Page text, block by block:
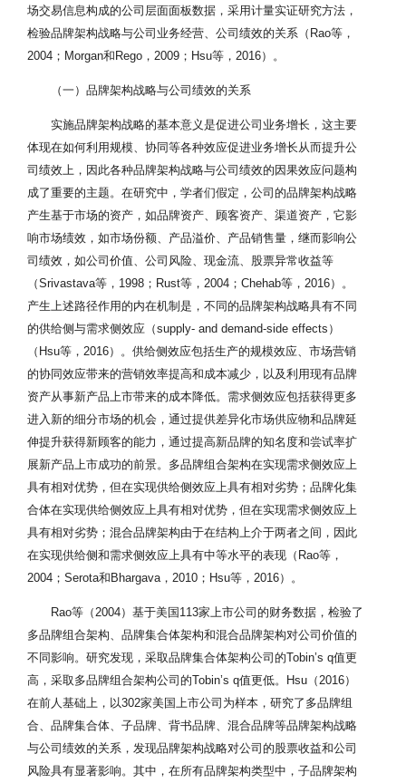
场交易信息构成的公司层面面板数据，采用计量实证研究方法，
检验品牌架构战略与公司业务经营、公司绩效的关系（Rao等，
2004；Morgan和Rego，2009；Hsu等，2016）。
（一）品牌架构战略与公司绩效的关系
实施品牌架构战略的基本意义是促进公司业务增长，这主要
体现在如何利用规模、协同等各种效应促进业务增长从而提升公
司绩效上，因此各种品牌架构战略与公司绩效的因果效应问题构
成了重要的主题。在研究中，学者们假定，公司的品牌架构战略
产生基于市场的资产，如品牌资产、顾客资产、渠道资产，它影
响市场绩效，如市场份额、产品溢价、产品销售量，继而影响公
司绩效，如公司价值、公司风险、现金流、股票异常收益等
（Srivastava等，1998；Rust等，2004；Chehab等，2016）。
产生上述路径作用的内在机制是，不同的品牌架构战略具有不同
的供给侧与需求侧效应（supply- and demand-side effects）
（Hsu等，2016）。供给侧效应包括生产的规模效应、市场营销
的协同效应带来的营销效率提高和成本减少，以及利用现有品牌
资产从事新产品上市带来的成本降低。需求侧效应包括获得更多
进入新的细分市场的机会，通过提供差异化市场供应物和品牌延
伸提升获得新顾客的能力，通过提高新品牌的知名度和尝试率扩
展新产品上市成功的前景。多品牌组合架构在实现需求侧效应上
具有相对优势，但在实现供给侧效应上具有相对劣势；品牌化集
合体在实现供给侧效应上具有相对优势，但在实现需求侧效应上
具有相对劣势；混合品牌架构由于在结构上介于两者之间，因此
在实现供给侧和需求侧效应上具有中等水平的表现（Rao等，
2004；Serota和Bhargava，2010；Hsu等，2016）。
Rao等（2004）基于美国113家上市公司的财务数据，检验了
多品牌组合架构、品牌集合体架构和混合品牌架构对公司价值的
不同影响。研究发现，采取品牌集合体架构公司的Tobin’s q值更
高，采取多品牌组合架构公司的Tobin’s q值更低。Hsu（2016）
在前人基础上，以302家美国上市公司为样本，研究了多品牌组
合、品牌集合体、子品牌、背书品牌、混合品牌等品牌架构战略
与公司绩效的关系，发现品牌架构战略对公司的股票收益和公司
风险具有显著影响。其中，在所有品牌架构类型中，子品牌架构